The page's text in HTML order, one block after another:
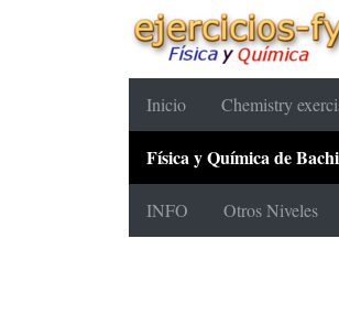
Inicio Chemistry
Física y Química de
INFO Otros Niveles